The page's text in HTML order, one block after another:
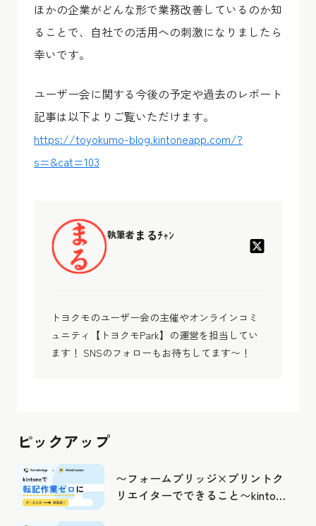
ほかの企業がどんな形で業務改善しているのか知
ることで、自社での活用への刺激になりましたら
幸いです。
ユーザー会に関する今後の予定や過去のレポート
記事は以下よりご覧いただけます。
https://toyokumo-blog.kintoneapp.com/?
s=&cat=103
執筆者 まるﾁｬﾝ
トヨクモのユーザー会の主催やオンラインコミ
ュニティ【トヨクモPark】の運営を担当してい
ます！ SNSのフォローもお待ちしてます〜！
ピックアップ
〜フォームブリッジ×プリントク
リエイターでできること〜kintone